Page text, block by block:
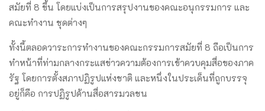
สมัยที่ 8 ขึ้น โดยแบ่งเป็นการสรุปงานของคณะอนุกรรมการ และ
คณะทำงาน ชุดต่างๆ
ทั้งนี้ตลอดวาระการทำงานของคณะกรรมการสมัยที่ 8 ถือเป็นการ
ทำหน้าที่ท่ามกลางกระแสข่าวความต้องการเข้าควบคุมสื่อของภาค
รัฐ โดยการตั้งสภาปฏิรูปแห่งชาติ และหนึ่งในประเด็นที่ถูกบรรจุ
อยู่ก็คือ การปฏิรูปด้านสื่อสารมวลชน